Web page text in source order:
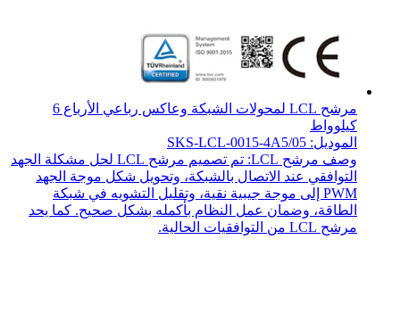
مرشح LCL لمحولات الشبكة وعاكس رباعي الأرباع 6
كيلوواط
الموديل: SKS-LCL-0015-4A5/05
وصف مرشح LCL: تم تصميم مرشح LCL لحل مشكلة الجهد
التوافقي عند الاتصال بالشبكة، وتحويل شكل موجة الجهد
PWM إلى موجة جيبية نقية، وتقليل التشويه في شبكة
الطاقة، وضمان عمل النظام بأكمله بشكل صحيح. كما يحد
مرشح LCL من التوافقيات الحالية.